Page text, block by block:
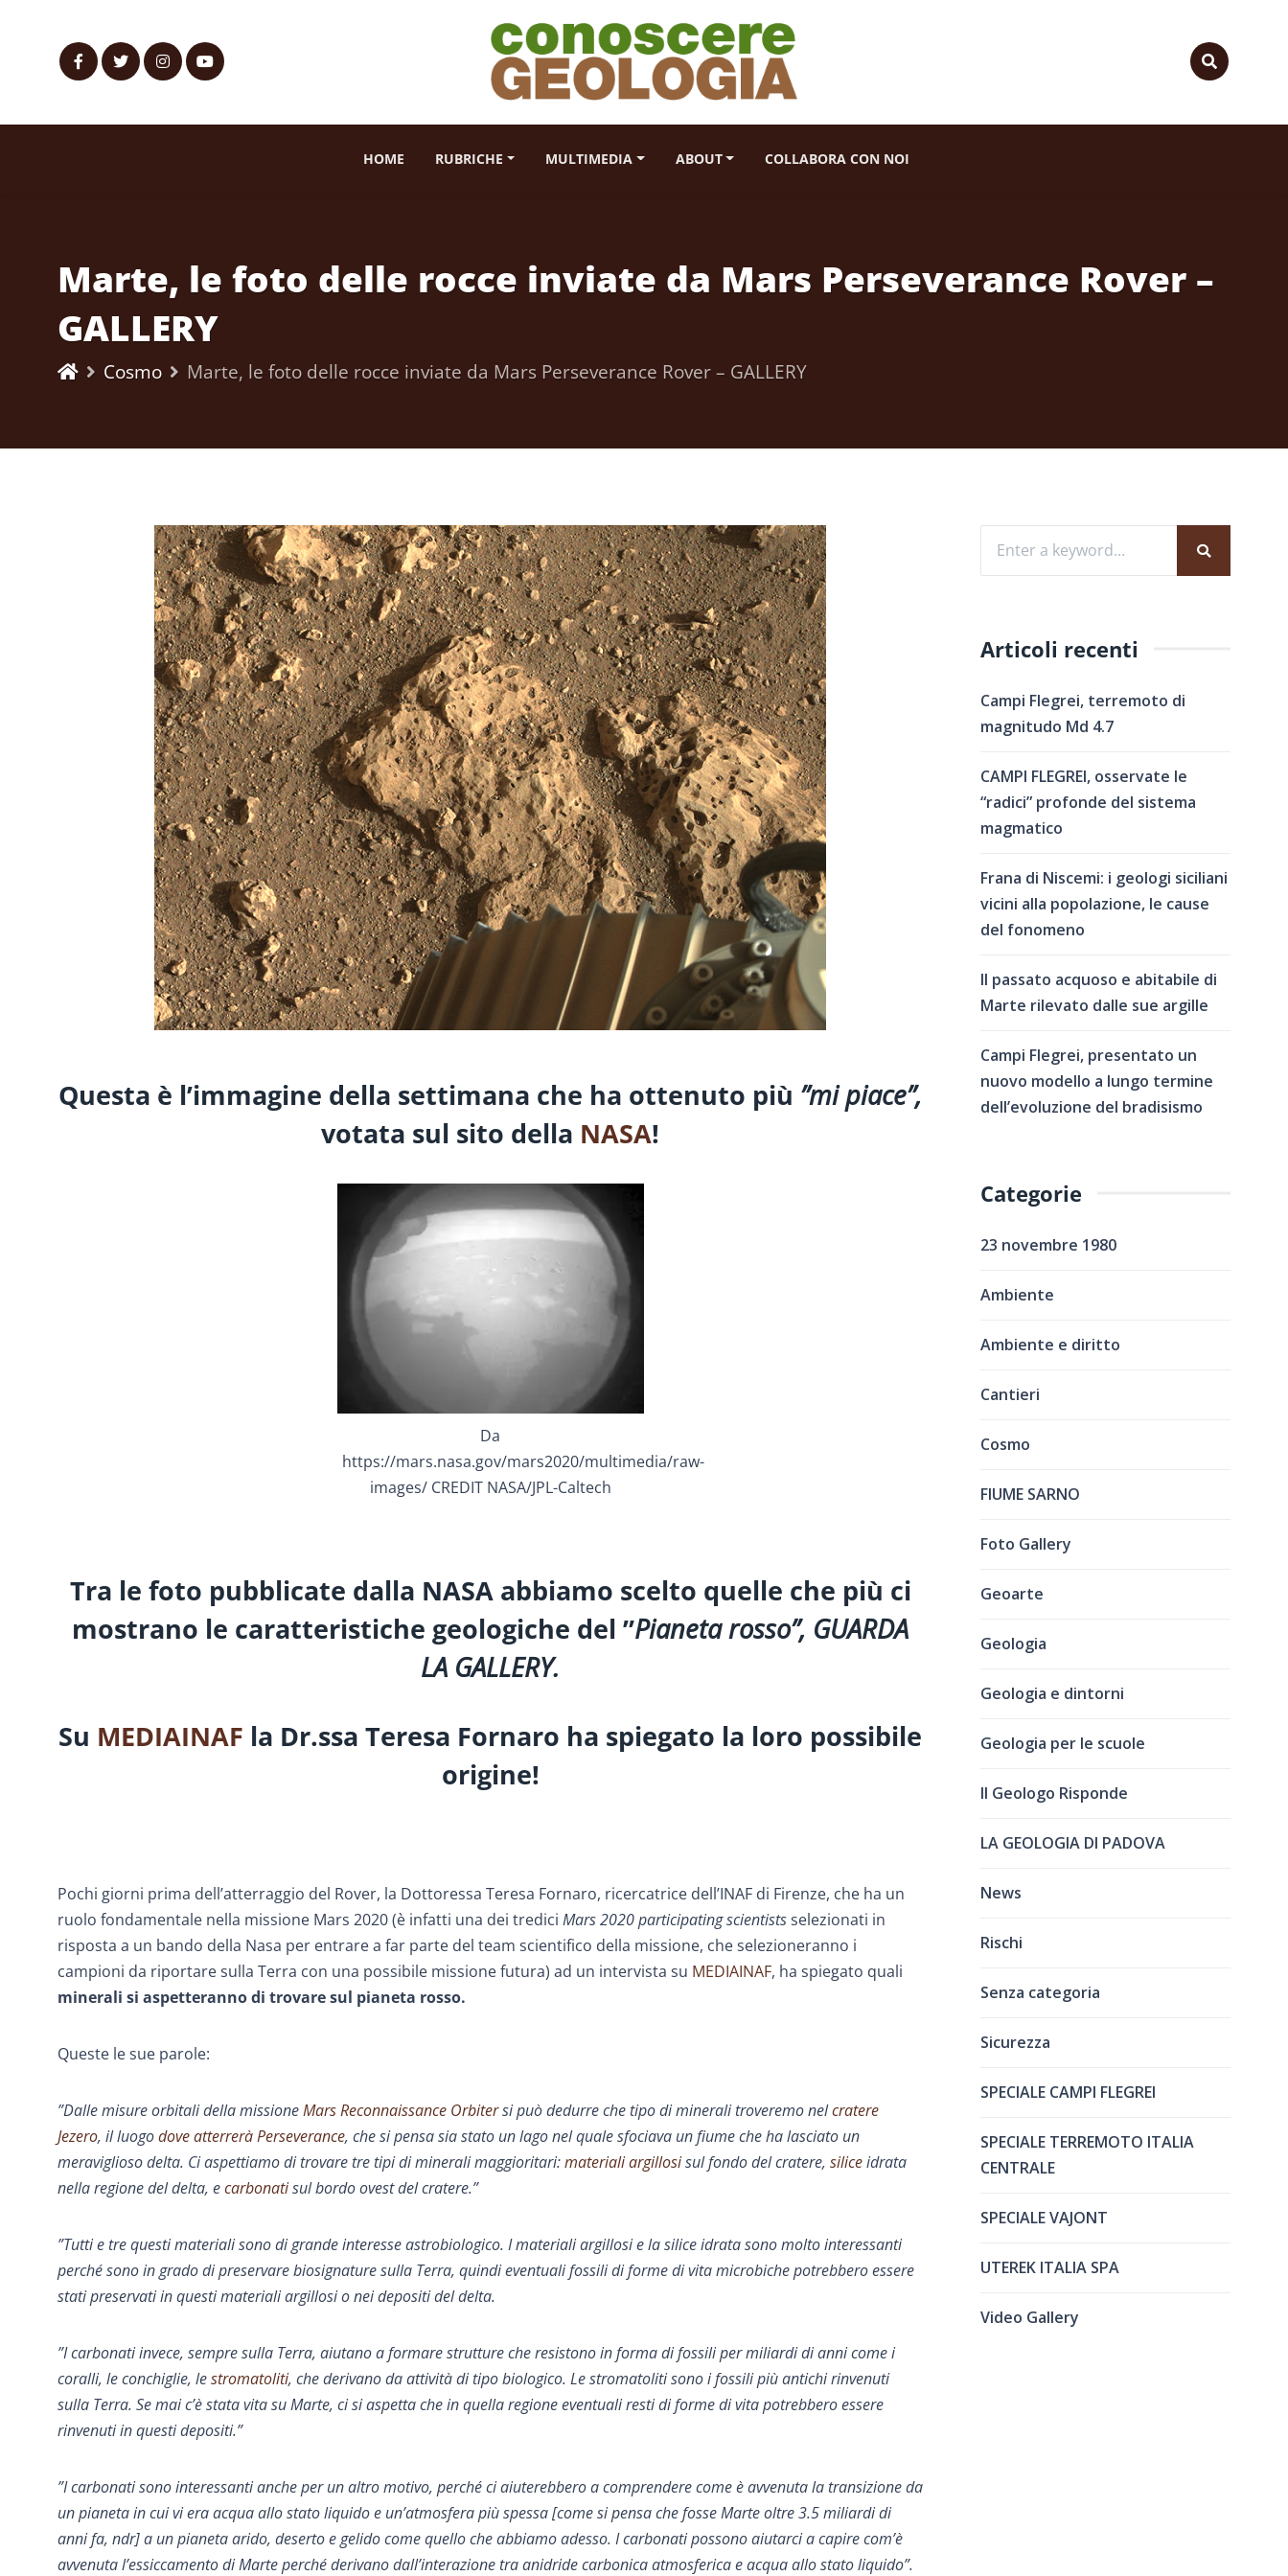
HOME RUBRICHE MULTIMEDIA ABOUT COLLABORA CON NOI
Marte, le foto delle rocce inviate da Mars Perseverance Rover –
GALLERY
Cosmo Marte, le foto delle rocce inviate da Mars Perseverance Rover – GALLERY
Questa è l’immagine della settimana che ha ottenuto più ”mi piace”,
votata sul sito della NASA!
Da
https://mars.nasa.gov/mars2020/multimedia/raw-
images/ CREDIT NASA/JPL-Caltech
Tra le foto pubblicate dalla NASA abbiamo scelto quelle che più ci
mostrano le caratteristiche geologiche del ”Pianeta rosso”, GUARDA
LA GALLERY.
Su MEDIAINAF la Dr.ssa Teresa Fornaro ha spiegato la loro possibile
origine!
Pochi giorni prima dell’atterraggio del Rover, la Dottoressa Teresa Fornaro, ricercatrice dell’INAF di Firenze, che ha un
ruolo fondamentale nella missione Mars 2020 (è infatti una dei tredici Mars 2020 participating scientistsselezionati in
risposta a un bando della Nasa per entrare a far parte del team scientifico della missione, che selezioneranno i
campioni da riportare sulla Terra con una possibile missione futura) ad un intervista su MEDIAINAF, ha spiegato quali
minerali si aspetteranno di trovare sul pianeta rosso.
Queste le sue parole:
”Dalle misure orbitali della missioneMars Reconnaissance Orbitersi può dedurre che tipo di minerali troveremo nelcratere
Jezero, il luogodove atterrerà Perseverance, che si pensa sia stato un lago nel quale sfociava un fiume che ha lasciato un
meraviglioso delta. Ci aspettiamo di trovare tre tipi di minerali maggioritari:materiali argillosisul fondo del cratere, siliceidrata
nella regione del delta, ecarbonatisul bordo ovest del cratere.”
”Tutti e tre questi materiali sono di grande interesse astrobiologico. I materiali argillosi e la silice idrata sono molto interessanti
perché sono in grado di preservare biosignature sulla Terra, quindi eventuali fossili di forme di vita microbiche potrebbero essere
stati preservati in questi materiali argillosi o nei depositi del delta.
”I carbonati invece, sempre sulla Terra, aiutano a formare strutture che resistono in forma di fossili per miliardi di anni come i
coralli, le conchiglie, lestromatoliti, che derivano da attività di tipo biologico. Le stromatoliti sono i fossili più antichi rinvenuti
sulla Terra. Se mai c’è stata vita su Marte, ci si aspetta che in quella regione eventuali resti di forme di vita potrebbero essere
rinvenuti in questi depositi.”
”I carbonati sono interessanti anche per un altro motivo, perché ci aiuterebbero a comprendere come è avvenuta la transizione da
un pianeta in cui vi era acqua allo stato liquido e un’atmosfera più spessa [come si pensa che fosse Marte oltre 3.5 miliardi di
anni fa, ndr] a un pianeta arido, deserto e gelido come quello che abbiamo adesso. I carbonati possono aiutarci a capire com’è
avvenuta l’essiccamento di Marte perché derivano dall’interazione tra anidride carbonica atmosferica e acqua allo stato liquido”.
Articoli recenti
Campi Flegrei, terremoto di
magnitudo Md 4.7
CAMPI FLEGREI, osservate le
“radici” profonde del sistema
magmatico
Frana di Niscemi: i geologi siciliani
vicini alla popolazione, le cause
del fonomeno
Il passato acquoso e abitabile di
Marte rilevato dalle sue argille
Campi Flegrei, presentato un
nuovo modello a lungo termine
dell’evoluzione del bradisismo
Categorie
23 novembre 1980
Ambiente
Ambiente e diritto
Cantieri
Cosmo
FIUME SARNO
Foto Gallery
Geoarte
Geologia
Geologia e dintorni
Geologia per le scuole
Il Geologo Risponde
LA GEOLOGIA DI PADOVA
News
Rischi
Senza categoria
Sicurezza
SPECIALE CAMPI FLEGREI
SPECIALE TERREMOTO ITALIA
CENTRALE
SPECIALE VAJONT
UTEREK ITALIA SPA
Video Gallery